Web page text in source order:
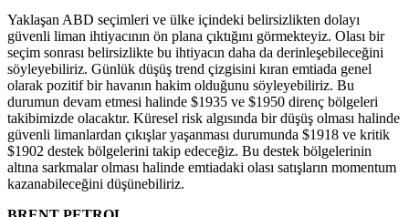
Yaklaşan ABD seçimleri ve ülke içindeki belirsizlikten dolayı
güvenli liman ihtiyacının ön plana çıktığını görmekteyiz. Olası bir
seçim sonrası belirsizlikte bu ihtiyacın daha da derinleşebileceğini
söyleyebiliriz. Günlük düşüş trend çizgisini kıran emtiada genel
olarak pozitif bir havanın hakim olduğunu söyleyebiliriz. Bu
durumun devam etmesi halinde $1935 ve $1950 direnç bölgeleri
takibimizde olacaktır. Küresel risk algısında bir düşüş olması halinde
güvenli limanlardan çıkışlar yaşanması durumunda $1918 ve kritik
$1902 destek bölgelerini takip edeceğiz. Bu destek bölgelerinin
altına sarkmalar olması halinde emtiadaki olası satışların momentum
kazanabileceğini düşünebiliriz.